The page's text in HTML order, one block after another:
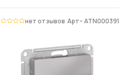
нет отзывов Арт– ATN000391